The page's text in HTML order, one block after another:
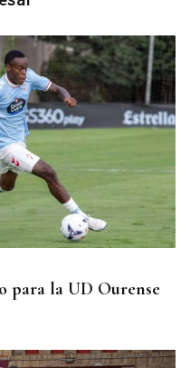
para la UD Ourense